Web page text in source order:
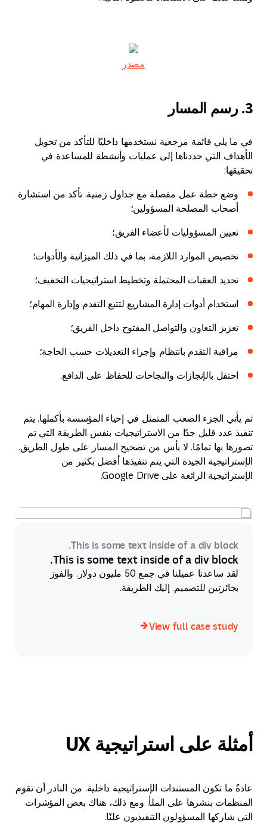
مصدر
3. رسم المسار
في ما يلي قائمة مرجعية نستخدمها داخليًا للتأكد من تحويل
الأهداف التي حددناها إلى عمليات وأنشطة للمساعدة في
تحقيقها:
وضع خطة عمل مفصلة مع جداول زمنية. تأكد من استشارة
أصحاب المصلحة المسؤولين؛
تعيين المسؤوليات لأعضاء الفريق؛
تخصيص الموارد اللازمة، بما في ذلك الميزانية والأدوات؛
تحديد العقبات المحتملة وتخطيط استراتيجيات التخفيف؛
استخدام أدوات إدارة المشاريع لتتبع التقدم وإدارة المهام؛
تعزيز التعاون والتواصل المفتوح داخل الفريق؛
مراقبة التقدم بانتظام وإجراء التعديلات حسب الحاجة؛
احتفل بالإنجازات والنجاحات للحفاظ على الدافع.
ثم يأتي الجزء الصعب المتمثل في إحياء المؤسسة بأكملها. يتم
تنفيذ عدد قليل جدًا من الاستراتيجيات بنفس الطريقة التي تم
تصورها بها تمامًا. لا بأس من تصحيح المسار على طول الطريق.
الإستراتيجية الجيدة التي يتم تنفيذها أفضل بكثير من
الإستراتيجية الرائعة على Google Drive.
This is some text inside of a div block.
This is some text inside of a div block.
لقد ساعدنا عميلنا في جمع 50 مليون دولار. والفوز
بجائزتين للتصميم. إليك الطريقة.
View full case study
أمثلة على استراتيجية UX
عادةً ما تكون المستندات الإستراتيجية داخلية. من النادر أن تقوم
المنظمات بنشرها على الملأ. ومع ذلك، هناك بعض المؤشرات
التي شاركها المسؤولون التنفيذيون علنًا.